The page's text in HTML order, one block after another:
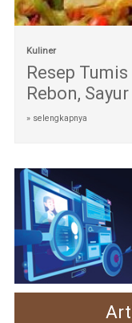
Kuliner
Resep
Rebon,
» selengkapnya